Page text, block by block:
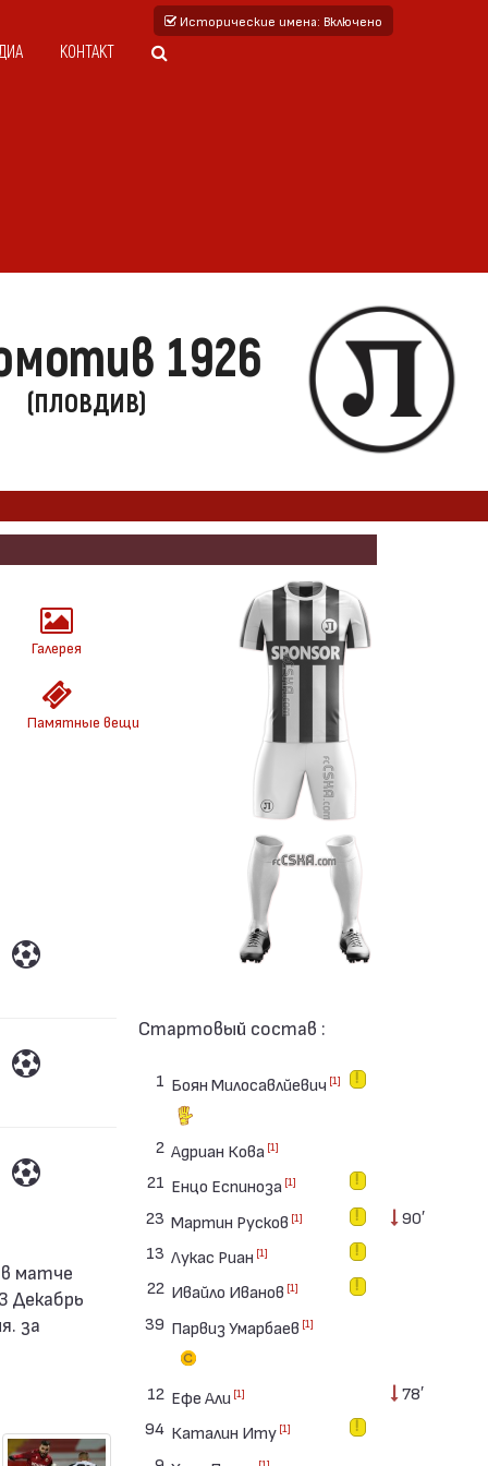
Исторические имена: Включено
КОНТАКТ
1926
(ПЛОВДИВ)
Галерея
Памятные вещи
Декабрь
за
Стартовый состав :
1 Боян Милосавлйевич [1]
2 Адриан Кова [1]
21 Енцо Еспиноза [1]
23 Мартин Русков [1]
90′
13 Лукас Риан [1]
22 Ивайло Иванов [1]
39 Парвиз Умарбаев [1]
12 Ефе Али [1]
78′
94 Каталин Иту [1]